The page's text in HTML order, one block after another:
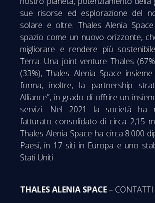
sue risorse ed esplorazione del
solare e oltre. Thales Alenia
spazio come un nuovo orizzonte,
migliorare e rendere più
Terra. Una joint venture Thales
(33%), Thales Alenia Space
forma, inoltre, la partnership
Alliance”, in grado di offrire un
servizi. Nel 2021 la società ha
fatturato consolidato di circa 2,15
Thales Alenia Space ha circa 8.000
Paesi, in 17 siti in Europa e uno
Stati Uniti
THALES ALENIA SPACE–